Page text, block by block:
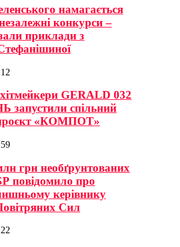
намагається
конкурси –
приклади з
GERALD 032
спільний
«КОМПОТ»
грн необґрунтованих
повідомило про
керівнику
Сил